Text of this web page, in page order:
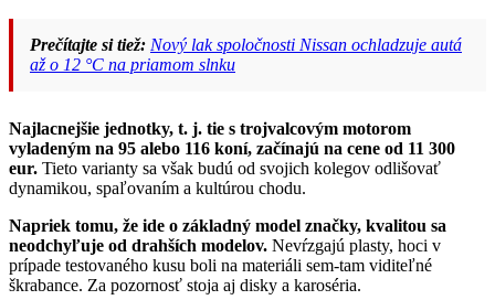
Prečítajte si tiež: Nový lak spoločnosti Nissan ochladzuje autá
až o 12 °C na priamom slnku
Najlacnejšie jednotky, t. j. tie s trojvalcovým motorom
vyladeným na 95 alebo 116 koní, začínajú na cene od 11 300
eur. Tieto varianty sa však budú od svojich kolegov odlišovať
dynamikou, spaľovaním a kultúrou chodu.
Napriek tomu, že ide o základný model značky, kvalitou sa
neodchyľuje od drahších modelov. Nevŕzgajú plasty, hoci v
prípade testovaného kusu boli na materiáli sem-tam viditeľné
škrabance. Za pozornosť stoja aj disky a karoséria.